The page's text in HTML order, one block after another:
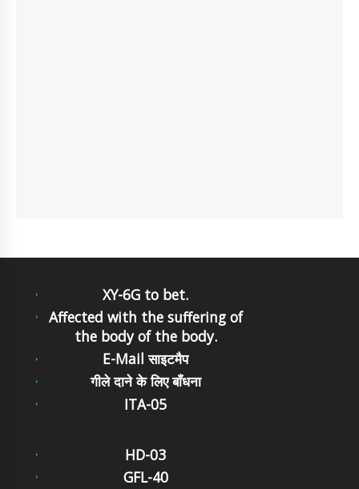
XY-6G to bet.
Affected with the suffering of
the body of the body.
E-Mail साइटमैप
गीले दाने के लिए बाँधना
ITA-05
HD-03
GFL-40